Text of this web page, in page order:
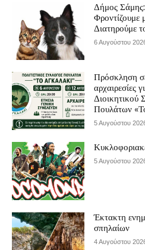
Δήμος
Φροντίζουμε
Διατηρούμε
6 Αυγούστου
Πρόσκληση
αρχαιρεσίες
Διοικητικού
Πουλάτων
5 Αυγούστου
5 Αυγούστου
Έκτακτη
σπηλαίων
4 Αυγούστου